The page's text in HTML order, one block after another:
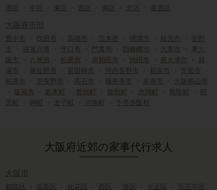
堺区 ・ 中区 ・ 東区 ・ 西区 ・ 南区 ・ 北区 ・ 美原区
大阪府市部
豊中市 ・ 吹田市 ・ 高槻市 ・ 茨木市 ・ 摂津市 ・枚方市 ・ 交野
・ 寝屋川市 ・ 守口市 ・ 門真市 ・ 四條畷市 ・ 大東市 ・ 東大
阪市
・ 八尾市 ・ 松原市 ・ 岸和田市 ・ 池田市 ・ 泉大津市 ・
貝
塚市
・ 泉佐野市 ・ 富田林市 ・ 河内長野市 ・ 和泉市 ・ 箕面市
・
柏原市
・ 羽曳野市 ・ 高石市 ・ 藤井寺市 ・ 泉南市 ・
大阪狭山市
・ 阪南市 ・ 島本町 ・ 豊能町 ・ 能勢町 ・ 忠岡町 ・ 熊取町 ・
田
尻町 ・ 岬町 ・ 太子町 ・ 河南町 ・ 千早赤阪村
大阪府近郊の家事代行求人
大阪市
都島区 ・ 福島区 ・ 此花区 ・ 西区 ・ 港区 ・ 大正区 ・
天王寺区